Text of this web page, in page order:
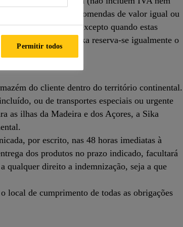
A SIKA, nas encomendas de valor igual ou
de 30,00 €, excepto quando estas
para 350,00€. A Sika reserva-se igualmente o
pagamento.
do cliente dentro do território continental.
ou de transportes especiais ou urgente
as ilhas da Madeira e dos Açores, a Sika
por escrito, nas 48 horas imediatas à
dos produtos no prazo indicado, facultará
qualquer direito a indemnização, seja a que
local de cumprimento de todas as obrigações
Permitir todos